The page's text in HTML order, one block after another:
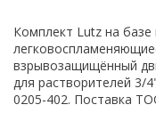
Комплект Lutz на
взрывозащищённый
для растворителей 3/
0205-402. Поставка